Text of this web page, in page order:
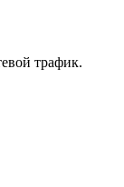
трафик.